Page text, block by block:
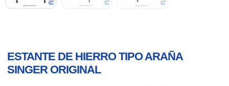
ESTANTE DE HIERRO TIPO ARAÑA
SINGER ORIGINAL